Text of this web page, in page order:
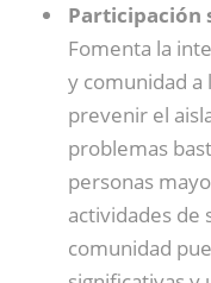
Participación
Fomenta la
y comunidad a
prevenir el
problemas
personas
actividades de
comunidad